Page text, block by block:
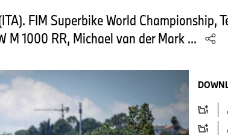
FIM Superbike World Championship,
M 1000 RR, Michael van der Mark ...